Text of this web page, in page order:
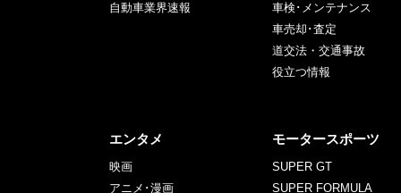
自動車業界速報
車検･メンテナンス
車売却･査定
道交法・交通事故
役立つ情報
エンタメ
映画
アニメ･漫画
モータースポーツ
SUPER GT
SUPER FORMULA